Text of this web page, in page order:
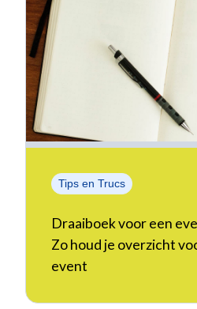
Tips en Trucs
Draaiboek voor een
Zo houd je overzicht
event